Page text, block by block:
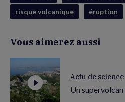
risque volcanique
éruption
Vous aimerez aussi
Actu de science
Un supervolcan